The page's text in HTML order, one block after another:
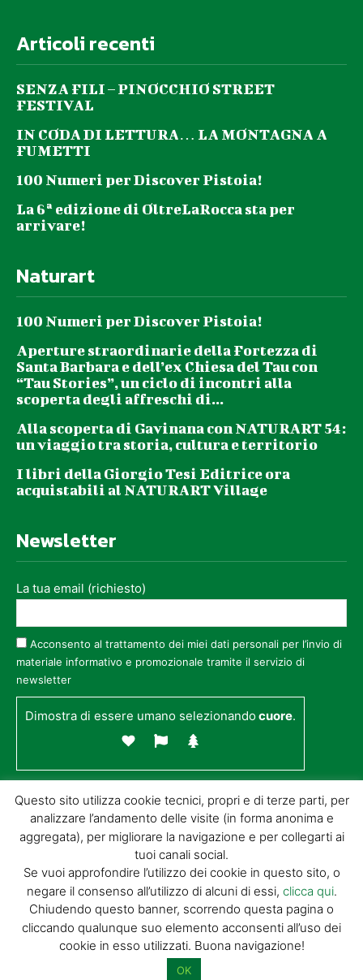
Articoli recenti
SENZA FILI – PINOCCHIO STREET
FESTIVAL
IN CODA DI LETTURA… LA MONTAGNA A
FUMETTI
100 Numeri per Discover Pistoia!
La 6ª edizione di OltreLaRocca sta per
arrivare!
Naturart
100 Numeri per Discover Pistoia!
Aperture straordinarie della Fortezza di
Santa Barbara e dell’ex Chiesa del Tau con
“Tau Stories”, un ciclo di incontri alla
scoperta degli affreschi di...
Alla scoperta di Gavinana con NATURART 54:
un viaggio tra storia, cultura e territorio
I libri della Giorgio Tesi Editrice ora
acquistabili al NATURART Village
Newsletter
La tua email (richiesto)
Acconsento al trattamento dei miei dati personali per l’invio di
materiale informativo e promozionale tramite il servizio di
newsletter
Dimostra di essere umano selezionandocuore.
© GIORGIO TESI EDITRICE S.R.L. | P.IVA
01732650476 | VIA DI BADIA 14 – 51100 LOC.
BOTTEGONE (PISTOIA) |POWERED BY
ALLYMIND
Cookie Policy
Condizioni
di vendita|Site Map
Questo sito utilizza cookie tecnici, propri e di terze parti, per
analizzare l’andamento delle visite (in forma anonima e
aggregata), per migliorare la navigazione e per collegarti ai
tuoi canali social.
Se vuoi approfondire l’utilizzo dei cookie in questo sito, o
negare il consenso all’utilizzo di alcuni di essi, clicca qui.
Chiudendo questo banner, scorrendo questa pagina o
cliccando qualunque suo elemento acconsenti all’uso dei
cookie in esso utilizzati. Buona navigazione!
OK